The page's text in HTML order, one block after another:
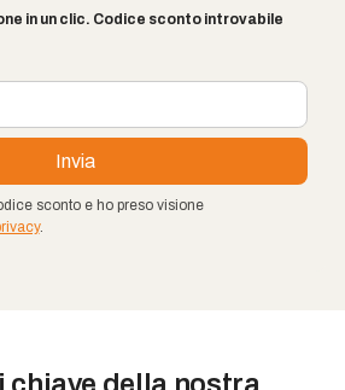
in un clic. Codice sconto introvabile
sconto e ho preso visione
.